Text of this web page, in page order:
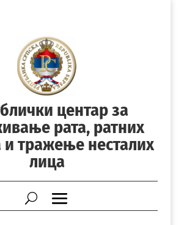
центар за
рата, ратних
и тражење несталих
лица